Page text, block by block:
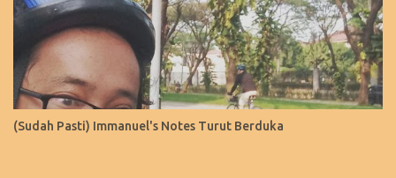
(Sudah Pasti) Immanuel's Notes Turut Berduka